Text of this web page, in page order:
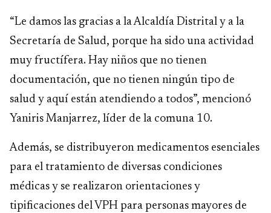
“Le damos las gracias a la Alcaldía Distrital y a la
Secretaría de Salud, porque ha sido una actividad
muy fructífera. Hay niños que no tienen
documentación, que no tienen ningún tipo de
salud y aquí están atendiendo a todos”, mencionó
Yaniris Manjarrez, líder de la comuna 10.
Además, se distribuyeron medicamentos esenciales
para el tratamiento de diversas condiciones
médicas y se realizaron orientaciones y
tipificaciones del VPH para personas mayores de